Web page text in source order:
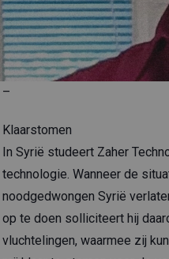
–
Klaarstomen
In Syrië studeert Zaher
technologie. Wanneer de
noodgedwongen Syrië
op te doen solliciteert hij
vluchtelingen, waarmee zij